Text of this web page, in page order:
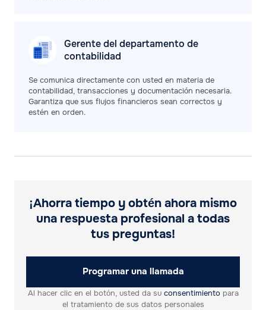
Gerente del departamento de
contabilidad
Se comunica directamente con usted en materia de
contabilidad, transacciones y documentación necesaria.
Garantiza que sus flujos financieros sean correctos y
estén en orden.
¡Ahorra tiempo y obtén ahora mismo
una respuesta profesional a todas
tus preguntas!
Programar una llamada
Al hacer clic en el botón, usted da su consentimiento para
el tratamiento de sus datos personales